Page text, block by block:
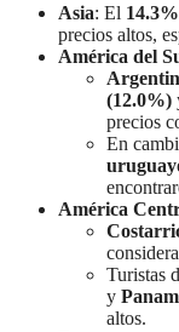
Asia: El 14.3%
precios altos,
América del
(12.0%)
precios
En
América
Turistas
y
altos.